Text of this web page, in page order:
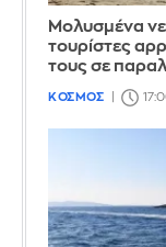
Μολυσμένα
τουρίστες
τους σε
ΚΟΣΜΟΣ